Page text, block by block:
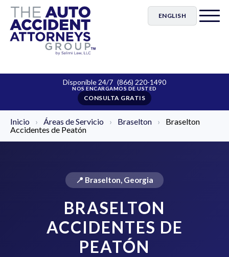
ENGLISH
Disponible 24/7 (866) 220-1490
CONSULTA GRATIS
Inicio › Áreas de Servicio › Braselton ›
Braselton
Accidentes de Peatón
📍 Braselton, Georgia
BRASELTON
ACCIDENTES DE
PEATÓN